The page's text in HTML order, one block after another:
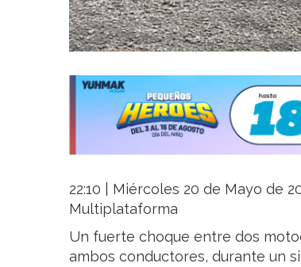
22:10 | Miércoles 20 de Mayo de
Multiplataforma
Un fuerte choque entre dos
ambos conductores, durante un